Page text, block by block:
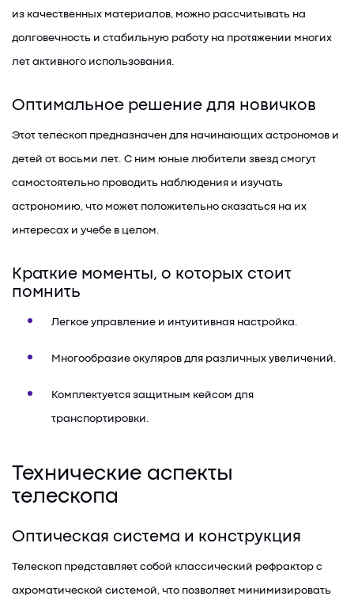
из качественных материалов, можно рассчитывать на
долговечность и стабильную работу на протяжении многих
лет активного использования.
Оптимальное решение для новичков
Этот телескоп предназначен для начинающих астрономов и
детей от восьми лет. С ним юные любители звезд смогут
самостоятельно проводить наблюдения и изучать
астрономию, что может положительно сказаться на их
интересах и учебе в целом.
Краткие моменты, о которых стоит
помнить
Легкое управление и интуитивная настройка.
Многообразие окуляров для различных увеличений.
Комплектуется защитным кейсом для
транспортировки.
Технические аспекты
телескопа
Оптическая система и конструкция
Телескоп представляет собой классический рефрактор с
ахроматической системой, что позволяет минимизировать